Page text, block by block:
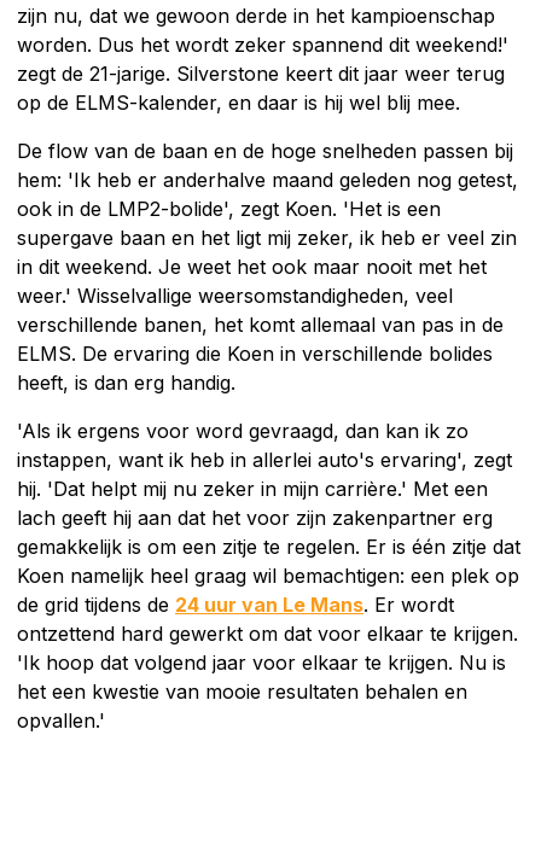
zijn nu, dat we gewoon derde in het kampioenschap
worden. Dus het wordt zeker spannend dit weekend!'
zegt de 21-jarige. Silverstone keert dit jaar weer terug
op de ELMS-kalender, en daar is hij wel blij mee.
De flow van de baan en de hoge snelheden passen bij
hem: 'Ik heb er anderhalve maand geleden nog getest,
ook in de LMP2-bolide', zegt Koen. 'Het is een
supergave baan en het ligt mij zeker, ik heb er veel zin
in dit weekend. Je weet het ook maar nooit met het
weer.' Wisselvallige weersomstandigheden, veel
verschillende banen, het komt allemaal van pas in de
ELMS. De ervaring die Koen in verschillende bolides
heeft, is dan erg handig.
'Als ik ergens voor word gevraagd, dan kan ik zo
instappen, want ik heb in allerlei auto's ervaring', zegt
hij. 'Dat helpt mij nu zeker in mijn carrière.' Met een
lach geeft hij aan dat het voor zijn zakenpartner erg
gemakkelijk is om een zitje te regelen. Er is één zitje dat
Koen namelijk heel graag wil bemachtigen: een plek op
de grid tijdens de 24 uur van Le Mans. Er wordt
ontzettend hard gewerkt om dat voor elkaar te krijgen.
'Ik hoop dat volgend jaar voor elkaar te krijgen. Nu is
het een kwestie van mooie resultaten behalen en
opvallen.'